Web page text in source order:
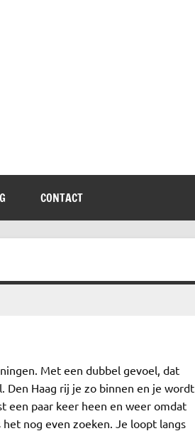
CONTACT
Met een dubbel gevoel, dat
Den Haag rij je zo binnen en je wordt
een paar keer heen en weer omdat
nog even zoeken. Je loopt langs